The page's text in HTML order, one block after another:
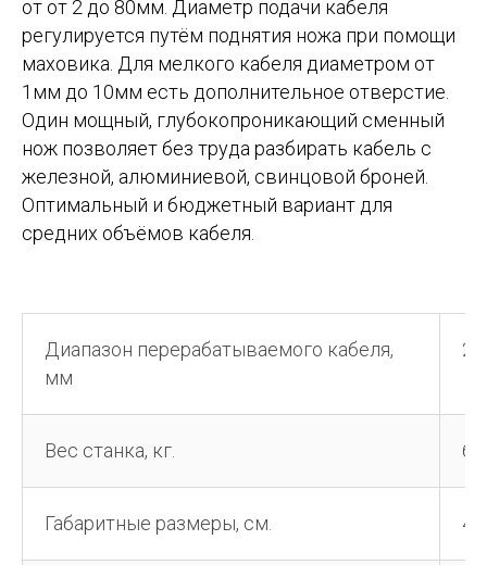
от от 2 до 80мм. Диаметр подачи кабеля
регулируется путём поднятия ножа при помощи
маховика. Для мелкого кабеля диаметром от
1мм до 10мм есть дополнительное отверстие.
Один мощный, глубокопроникающий сменный
нож позволяет без труда разбирать кабель с
железной, алюминиевой, свинцовой броней.
Оптимальный и бюджетный вариант для
средних объёмов кабеля.
Диапазон перерабатываемого кабеля,
мм
2-
Вес станка, кг. 64
Габаритные размеры, см.